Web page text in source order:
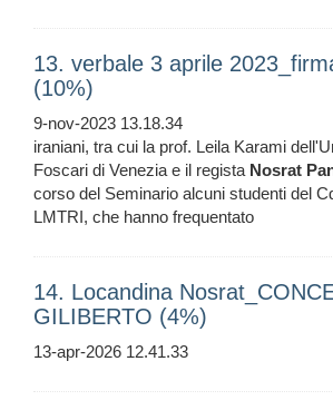
13. verbale 3 aprile
(10%)
9-nov-2023 13.18.34
iraniani, tra cui la prof. Leila Karami
Foscari di Venezia e il regista Nosrat
corso del Seminario alcuni studenti del
LMTRI, che hanno frequentato
14. Locandina
GILIBERTO (4%)
13-apr-2026 12.41.33